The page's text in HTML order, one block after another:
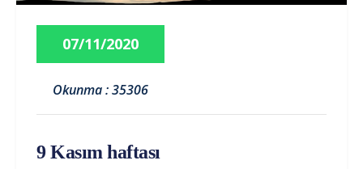
07/11/2020
Okunma : 35306
9 Kasım haftası